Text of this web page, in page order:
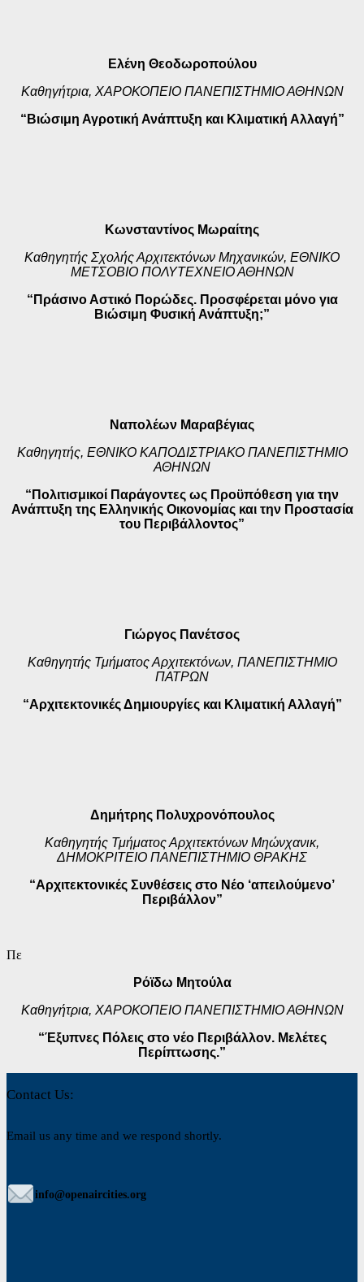
Ελένη Θεοδωροπούλου
Καθηγήτρια, ΧΑΡΟΚΟΠΕΙΟ ΠΑΝΕΠΙΣΤΗΜΙΟ ΑΘΗΝΩΝ
“Βιώσιμη Αγροτική Ανάπτυξη και Κλιματική Αλλαγή”
Κωνσταντίνος Μωραίτης
Καθηγητής Σχολής Αρχιτεκτόνων Μηχανικών, ΕΘΝΙΚΟ
ΜΕΤΣΟΒΙΟ ΠΟΛΥΤΕΧΝΕΙΟ ΑΘΗΝΩΝ
“Πράσινο Αστικό Πορώδες. Προσφέρεται μόνο για
Βιώσιμη Φυσική Ανάπτυξη;”
Ναπολέων Μαραβέγιας
Καθηγητής, ΕΘΝΙΚΟ ΚΑΠΟΔΙΣΤΡΙΑΚΟ ΠΑΝΕΠΙΣΤΗΜΙΟ
ΑΘΗΝΩΝ
“Πολιτισμικοί Παράγοντες ως Προϋπόθεση για την
Ανάπτυξη της Ελληνικής Οικονομίας και την Προστασία
του Περιβάλλοντος”
Γιώργος Πανέτσος
Καθηγητής Τμήματος Αρχιτεκτόνων, ΠΑΝΕΠΙΣΤΗΜΙΟ
ΠΑΤΡΩΝ
“Αρχιτεκτονικές Δημιουργίες και Κλιματική Αλλαγή”
Δημήτρης Πολυχρονόπουλος
Καθηγητής Τμήματος Αρχιτεκτόνων Μηώνχανικ,
ΔΗΜΟΚΡΙΤΕΙΟ ΠΑΝΕΠΙΣΤΗΜΙΟ ΘΡΑΚΗΣ
“Αρχιτεκτονικές Συνθέσεις στο Νέο ‘απειλούμενο’
Περιβάλλον”
Πε
Ρόϊδω Μητούλα
Καθηγήτρια, ΧΑΡΟΚΟΠΕΙΟ ΠΑΝΕΠΙΣΤΗΜΙΟ ΑΘΗΝΩΝ
“Έξυπνες Πόλεις στο νέο Περιβάλλον. Μελέτες
Περίπτωσης.”
Contact Us:
Email us any time and we respond shortly.
info@openaircities.org